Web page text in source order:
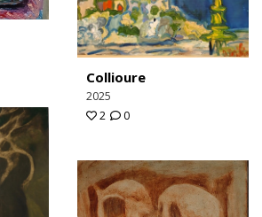
Collioure
2025
2
0